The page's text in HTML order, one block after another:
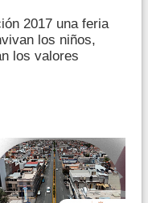
2017 una feria
los niños,
los valores